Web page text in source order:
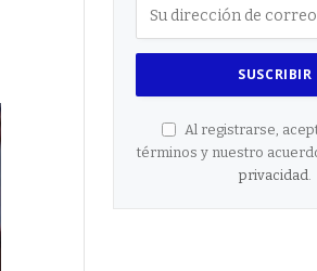
Al registrarse,
términos y nuestro
privacidad.